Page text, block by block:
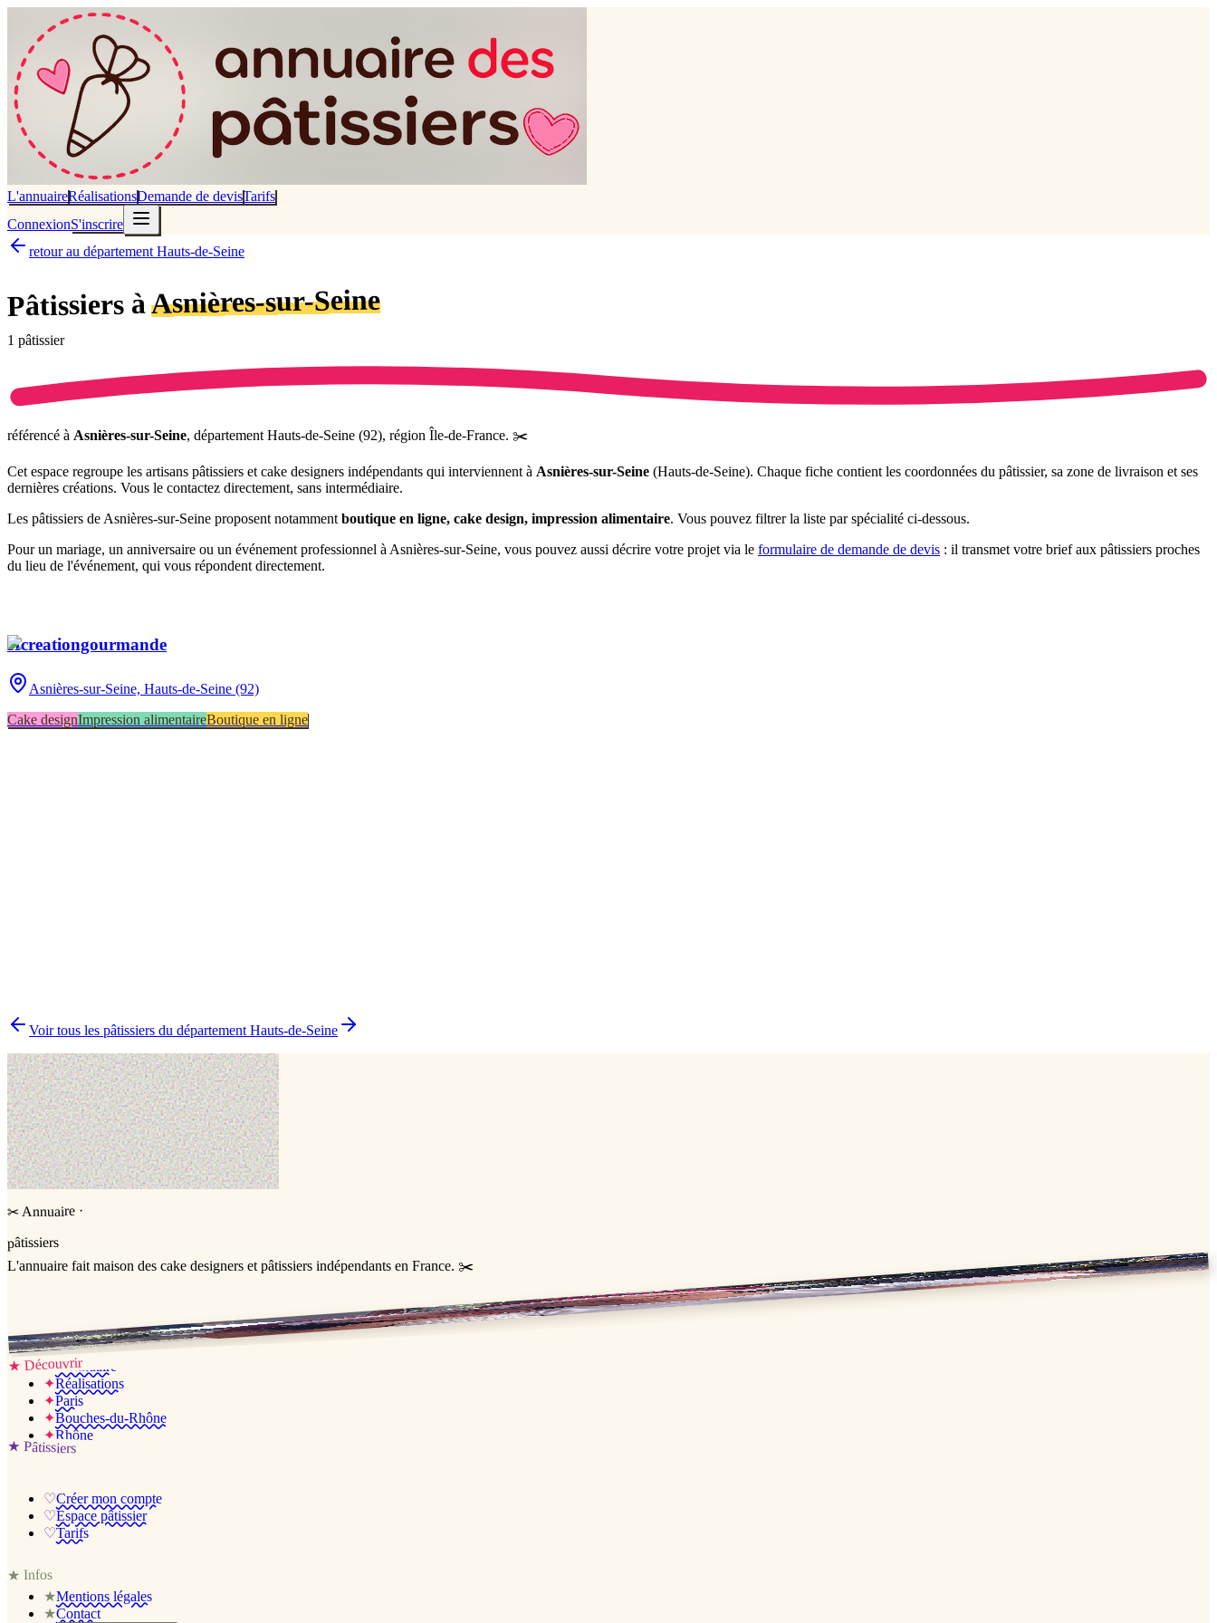
L'annuaireRéalisationsDemande de devisTarifs
ConnexionS'inscrire
retour au département Hauts-de-Seine
Pâtissiers àAsnières-sur-Seine
1 pâtissier
référencé à Asnières-sur-Seine, département Hauts-de-Seine (92), région Île-de-France. ✂️
Cet espace regroupe les artisans pâtissiers et cake designers indépendants qui interviennent à Asnières-sur-Seine (Hauts-de-Seine). Chaque fiche contient les coordonnées du pâtissier, sa zone de livraison et ses
dernières créations. Vous le contactez directement, sans intermédiaire.
Les pâtissiers de Asnières-sur-Seine proposent notamment boutique en ligne, cake design, impression alimentaire. Vous pouvez filtrer la liste par spécialité ci-dessous.
Pour un mariage, un anniversaire ou un événement professionnel à Asnières-sur-Seine, vous pouvez aussi décrire votre projet via le formulaire de demande de devis : il transmet votre brief aux pâtissiers proches
du lieu de l'événement, qui vous répondent directement.
Hcreationgourmande
Asnières-sur-Seine, Hauts-de-Seine (92)
Cake designImpression alimentaireBoutique en ligne
Voir tous les pâtissiers du département Hauts-de-Seine
✂ Annuaire ·
pâtissiers
L'annuaire fait maison des cake designers et pâtissiers indépendants en France. ✂️
Jessica & Jérémy ♡
★Découvrir
✦L’annuaire
✦Réalisations
✦Paris
✦Bouches-du-Rhône
✦Rhône
★ Pâtissiers
♡Créer mon compte
♡Espace pâtissier
♡Tarifs
★Infos
★Mentions légales
★Contact